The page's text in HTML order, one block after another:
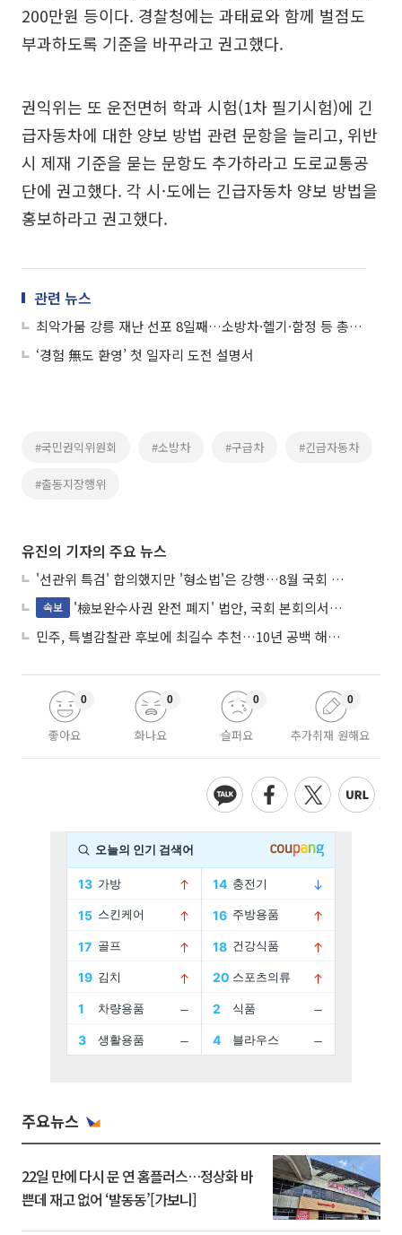
200만원 등이다. 경찰청에는 과태료와 함께 벌점도
부과하도록 기준을 바꾸라고 권고했다.
권익위는 또 운전면허 학과 시험(1차 필기시험)에 긴
급자동차에 대한 양보 방법 관련 문항을 늘리고, 위반
시 제재 기준을 묻는 문항도 추가하라고 도로교통공
단에 권고했다. 각 시·도에는 긴급자동차 양보 방법을
홍보하라고 권고했다.
관련 뉴스
최악가뭄 강릉 재난 선포 8일째…소방차·헬기·함정 등 총동원
‘경험 無도 환영’ 첫 일자리 도전 설명서
#국민권익위원회 #소방차 #구급차 #긴급자동차
#출동지장행위
유진의 기자의 주요 뉴스
'선관위 특검' 합의했지만 '형소법'은 강행…8월 국회 '입법 2차전' 예고
속보
'檢보완수사권 완전 폐지' 법안, 국회 본회의서 민주당 주도 통과
민주, 특별감찰관 후보에 최길수 추천…10년 공백 해소 속도
좋아요
0
화나요
0
슬퍼요
0
추가취재 원해요
0
주요뉴스
22일 만에 다시 문 연 홈플러스…정상화 바
쁜데 재고 없어 ‘발동동’[가보니]